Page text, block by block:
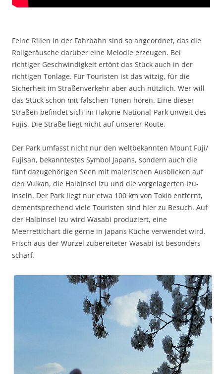
Feine Rillen in der Fahrbahn sind so angeordnet, das die
Rollgeräusche darüber eine Melodie erzeugen. Bei
richtiger Geschwindigkeit ertönt das Stück auch in der
richtigen Tonlage. Für Touristen ist das witzig, für die
Sicherheit im Straßenverkehr aber auch nützlich. Wer will
das Stück schon mit falschen Tönen hören. Eine dieser
Straßen befindet sich im Hakone-National-Park unweit des
Fujis. Die Straße liegt nicht auf unserer Route.
Der Park umfasst nicht nur den weltbekannten Mount Fuji/
Fujisan, bekanntestes Symbol Japans, sondern auch die
fünf dazugehörigen Seen mit malerischen Ausblicken auf
den Vulkan, die Halbinsel Izu und die vorgelagerten Izu-
Inseln. Der Park liegt nur etwa 100 km von Tokio entfernt,
dementsprechend viele Touristen sind hier zu Besuch. Auf
der Halbinsel Izu wird Wasabi produziert, eine
Meerrettichart die gerne in Japans Küche verwendet wird.
Frisch aus der Wurzel zubereiteter Wasabi ist besonders
scharf.